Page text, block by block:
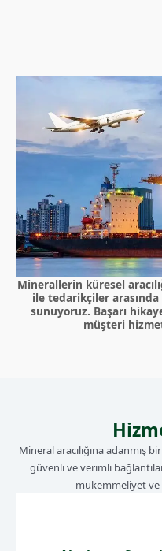
Minerallerin küresel
ile tedarikçiler
sunuyoruz. Başarı
müşteri
Mineral aracılığına adanmış
güvenli ve verimli
mükemmeliyet